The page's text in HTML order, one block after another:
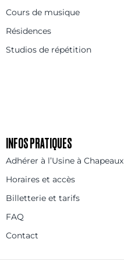
Cours de musique
Résidences
Studios de répétition
INFOS PRATIQUES
Adhérer à l’Usine à Chapeaux
Horaires et accès
Billetterie et tarifs
FAQ
Contact